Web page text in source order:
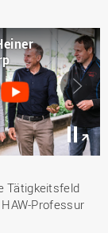
→
Pause
Tätigkeitsfeld
Professur